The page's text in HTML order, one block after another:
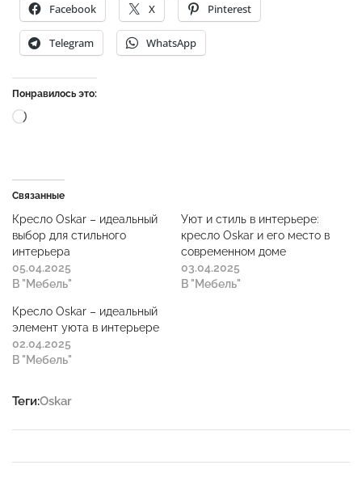
Facebook X Pinterest
Telegram WhatsApp
Понравилось это:
Связанные
Кресло Oskar – идеальный
выбор для стильного
интерьера
05.04.2025
В "Мебель"
Уют и стиль в интерьере:
кресло Oskar и его место в
современном доме
03.04.2025
В "Мебель"
Кресло Oskar – идеальный
элемент уюта в интерьере
02.04.2025
В "Мебель"
Теги:Oskar